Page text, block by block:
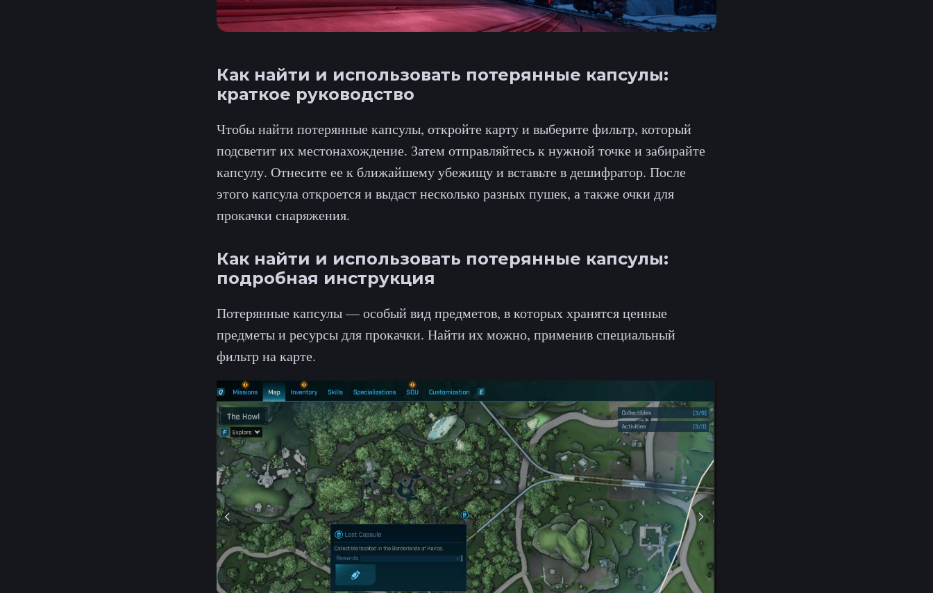
Как найти и использовать потерянные капсулы:
краткое руководство
Чтобы найти потерянные капсулы, откройте карту и выберите фильтр, который
подсветит их местонахождение. Затем отправляйтесь к нужной точке и забирайте
капсулу. Отнесите ее к ближайшему убежищу и вставьте в дешифратор. После
этого капсула откроется и выдаст несколько разных пушек, а также очки для
прокачки снаряжения.
Как найти и использовать потерянные капсулы:
подробная инструкция
Потерянные капсулы — особый вид предметов, в которых хранятся ценные
предметы и ресурсы для прокачки. Найти их можно, применив специальный
фильтр на карте.